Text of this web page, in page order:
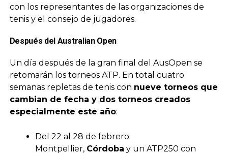
con los representantes de las organizaciones de
tenis y el consejo de jugadores.
Después del Australian Open
Un día después de la gran final del AusOpen se
retomarán los torneos ATP. En total cuatro
semanas repletas de tenis con nueve torneos que
cambian de fecha y dos torneos creados
especialmente este año:
Del 22 al 28 de febrero:
Montpellier, Córdoba y un ATP250 con